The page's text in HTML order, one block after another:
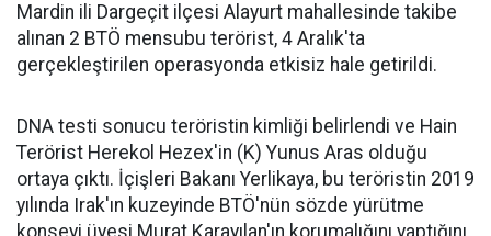
Mardin ili Dargeçit ilçesi Alayurt mahallesinde takibe
alınan 2 BTÖ mensubu terörist, 4 Aralık'ta
gerçekleştirilen operasyonda etkisiz hale getirildi.
DNA testi sonucu teröristin kimliği belirlendi ve Hain
Terörist Herekol Hezex'in (K) Yunus Aras olduğu
ortaya çıktı. İçişleri Bakanı Yerlikaya, bu teröristin 2019
yılında Irak'ın kuzeyinde BTÖ'nün sözde yürütme
konseyi üyesi Murat Karayılan'ın korumalığını yaptığını